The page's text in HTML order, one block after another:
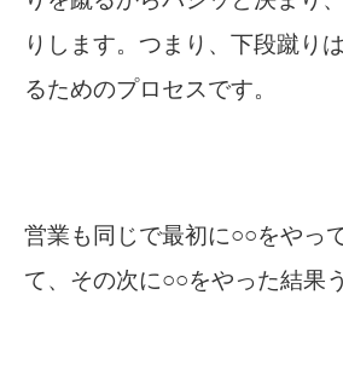
りします。つまり、下段蹴り
るためのプロセスです。
営業も同じで最初に○○をやっ
て、その次に○○をやった結果